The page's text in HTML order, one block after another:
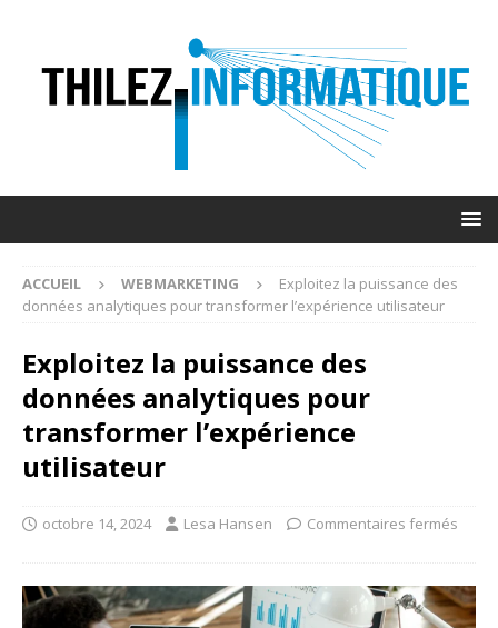
ACCUEIL WEBMARKETING
Exploitez la puissance des
données analytiques pour transformer l’expérience utilisateur
Exploitez la puissance des
données analytiques pour
transformer l’expérience
utilisateur
octobre 14, 2024 Lesa Hansen Commentaires fermés